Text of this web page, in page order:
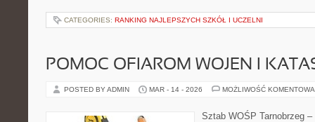
CATEGORIES: RANKING NAJLEPSZYCH SZKÓŁ I UCZELNI
POMOC OFIAROM WOJEN I
POSTED BY ADMIN MAR - 14 - 2026 MOŻLIWOŚĆ
Sztab WOŚP Tarnobrzeg